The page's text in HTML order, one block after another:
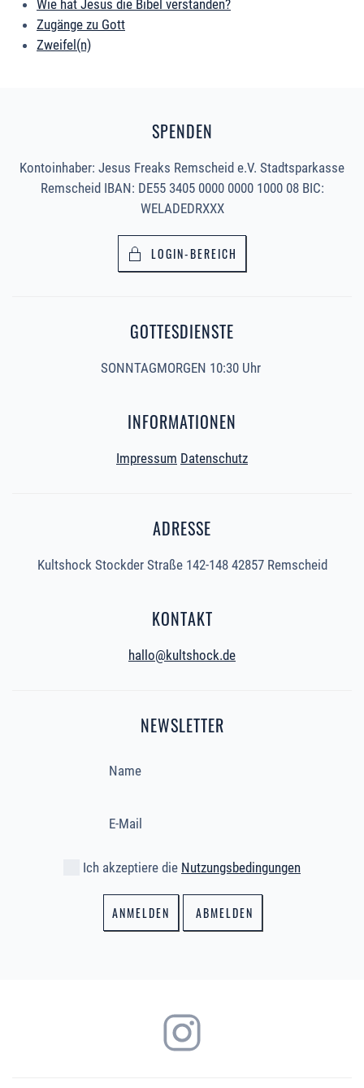
Wie hat Jesus die Bibel verstanden?
Zugänge zu Gott
Zweifel(n)
SPENDEN
Kontoinhaber: Jesus Freaks Remscheid e.V. Stadtsparkasse
Remscheid IBAN: DE55 3405 0000 0000 1000 08 BIC:
WELADEDRXXX
LOGIN-BEREICH
GOTTESDIENSTE
SONNTAGMORGEN 10:30 Uhr
INFORMATIONEN
Impressum Datenschutz
ADRESSE
Kultshock Stockder Straße 142-148 42857 Remscheid
KONTAKT
hallo@kultshock.de
NEWSLETTER
Ich akzeptiere die Nutzungsbedingungen